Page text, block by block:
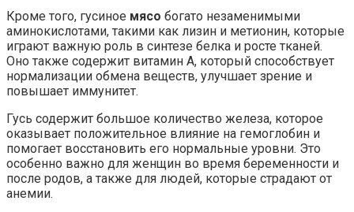
Кроме того, гусиное мясо богато незаменимыми
аминокислотами, такими как лизин и метионин, которые
играют важную роль в синтезе белка и росте тканей.
Оно также содержит витамин А, который способствует
нормализации обмена веществ, улучшает зрение и
повышает иммунитет.
Гусь содержит большое количество железа, которое
оказывает положительное влияние на гемоглобин и
помогает восстановить его нормальные уровни. Это
особенно важно для женщин во время беременности и
после родов, а также для людей, которые страдают от
анемии.